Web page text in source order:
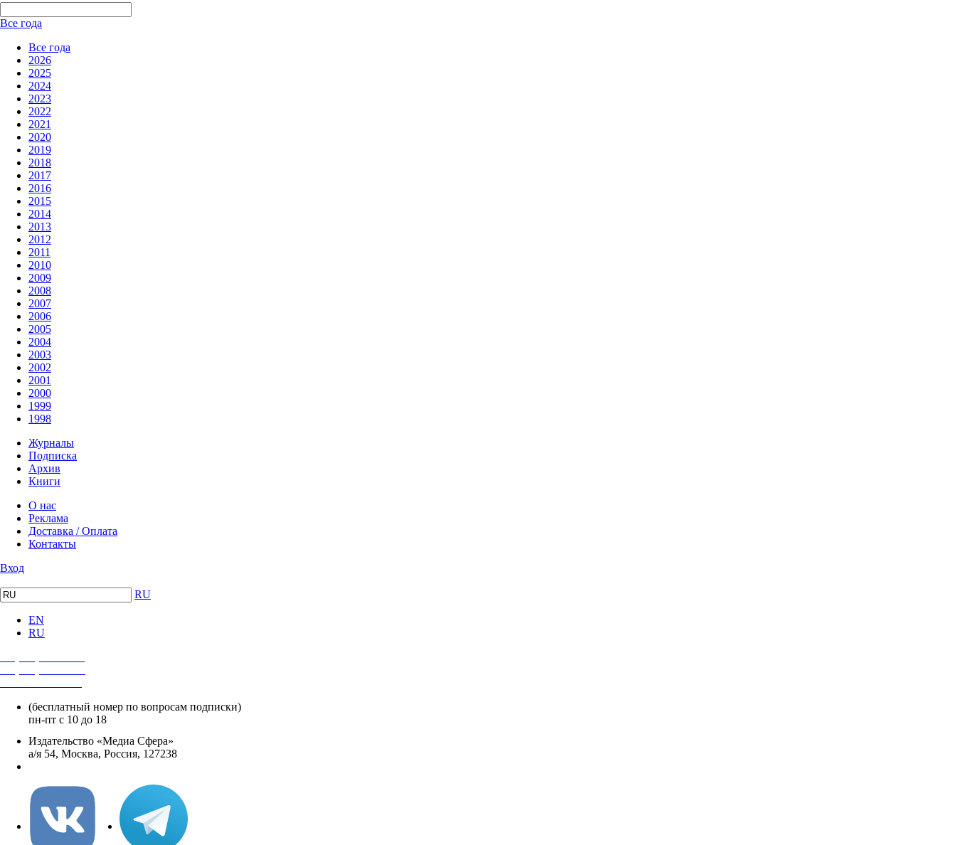
Все года
Все года
2026
2025
2024
2023
2022
2021
2020
2019
2018
2017
2016
2015
2014
2013
2012
2011
2010
2009
2008
2007
2006
2005
2004
2003
2002
2001
2000
1999
1998
Журналы
Подписка
Архив
Книги
О нас
Реклама
Доставка / Оплата
Контакты
Вход
RU
EN
RU
(бесплатный номер по вопросам подписки)
пн-пт с 10 до 18
Издательство «Медиа Сфера»
а/я 54, Москва, Россия, 127238